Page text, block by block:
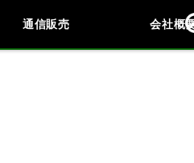
通信販売 会社概
会社
採用